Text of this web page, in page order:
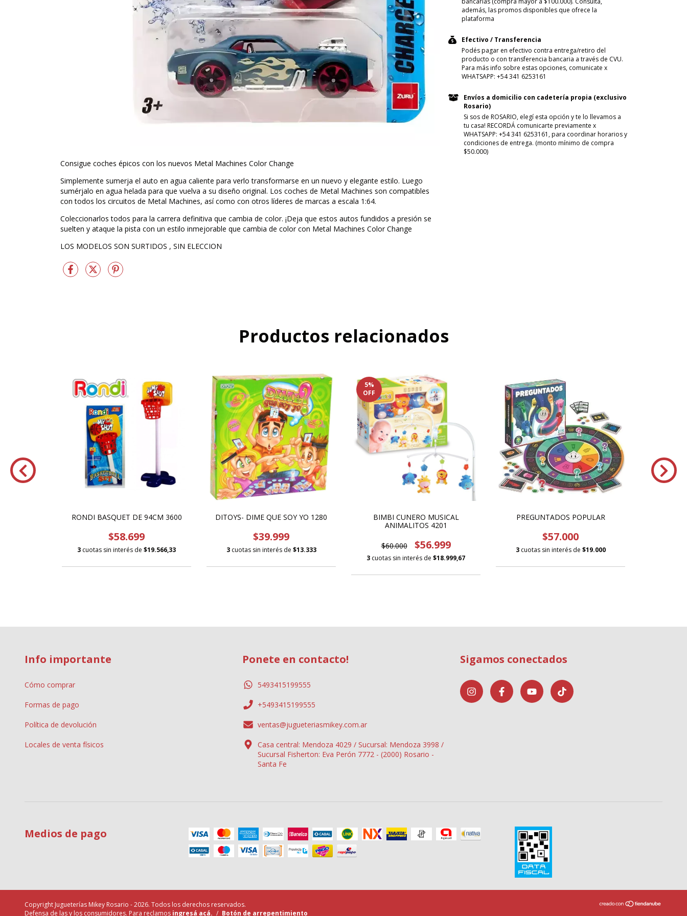
Consigue coches épicos con los nuevos Metal Machines Color Change
Simplemente sumerja el auto en agua caliente para verlo transformarse en un nuevo y elegante estilo. Luego
sumérjalo en agua helada para que vuelva a su diseño original. Los coches de Metal Machines son compatibles
con todos los circuitos de Metal Machines, así como con otros líderes de marcas a escala 1:64.
Coleccionarlos todos para la carrera definitiva que cambia de color. ¡Deja que estos autos fundidos a presión se
suelten y ataque la pista con un estilo inmejorable que cambia de color con Metal Machines Color Change
LOS MODELOS SON SURTIDOS , SIN ELECCION
además, las promos disponibles que ofrece la
plataforma
Efectivo / Transferencia
Podés pagar en efectivo contra entrega/retiro del
producto o con transferencia bancaria a través de CVU.
Para más info sobre estas opciones, comunicate x
WHATSAPP: +54 341 6253161
Envíos a domicilio con cadetería propia (exclusivo
Rosario)
Si sos de ROSARIO, elegí esta opción y te lo llevamos a
tu casa! RECORDÁ comunicarte previamente x
WHATSAPP: +54 341 6253161, para coordinar horarios y
condiciones de entrega. (monto mínimo de compra
$50.000)
Productos relacionados
RONDI BASQUET DE 94CM 3600
$58.699
3 cuotas sin interés de $19.566,33
DITOYS- DIME QUE SOY YO 1280
$39.999
3 cuotas sin interés de $13.333
5%
OFF
BIMBI CUNERO MUSICAL
ANIMALITOS 4201
$60.000 $56.999
3 cuotas sin interés de $18.999,67
PREGUNTADOS POPULAR
$57.000
3 cuotas sin interés de $19.000
Info importante
Cómo comprar
Formas de pago
Política de devolución
Locales de venta físicos
Ponete en contacto!
5493415199555
+5493415199555
ventas@jugueteriasmikey.com.ar
Casa central: Mendoza 4029 / Sucursal: Mendoza 3998 /
Sucursal Fisherton: Eva Perón 7772 - (2000) Rosario -
Santa Fe
Sigamos conectados
Medios de pago
Copyright Jugueterías Mikey Rosario - 2026. Todos los derechos reservados.
Defensa de las y los consumidores. Para reclamos ingresá acá. / Botón de arrepentimiento